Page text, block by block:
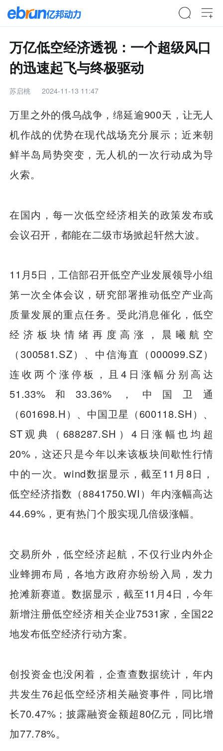
万亿低空经济透视：一个超级风口
的迅速起飞与终极驱动
苏启桃 2024-11-13 11:47
万里之外的俄乌战争，绵延逾900天，让无人
机作战的优势在现代战场充分展示；近来朝
鲜半岛局势突变，无人机的一次行动成为导
火索。
在国内，每一次低空经济相关的政策发布或
会议召开，都能在二级市场掀起轩然大波。
11月5日，工信部召开低空产业发展领导小组
第一次全体会议，研究部署推动低空产业高
质量发展的重点任务。受此消息催化，低空
经济板块情绪再度高涨，晨曦航空
（300581.SZ）、中信海直（000099.SZ）
连收两个涨停板，且4日涨幅分别高达
51.33%和33.36%，中国卫通
（601698.H）、中国卫星（600118.SH）、
ST观典（688287.SH）4日涨幅也均超
20%，这还只是今年以来该板块间歇性行情
中的一次。wind数据显示，截至11月8日，
低空经济指数（8841750.WI）年内涨幅高达
44.69%，更有热门个股实现几倍级涨幅。
交易所外，低空经济起航，不仅行业内外企
业蜂拥布局，各地方政府亦纷纷入局，发力
抢滩新赛道。数据显示，截至11月4日，今年
新增注册低空经济相关企业7531家，全国22
地发布低空经济行动方案。
创投资金也没闲着，企查查数据统计，年内
共发生76起低空经济相关融资事件，同比增
长70.47%；披露融资金额超80亿元，同比增
加77.78%。